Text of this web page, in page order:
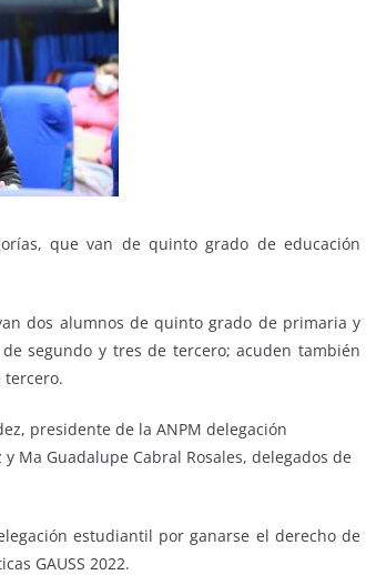
que van de quinto grado de educación
dos alumnos de quinto grado de primaria y
segundo y tres de tercero; acuden también
tercero.
presidente de la ANPM delegación
Ma Guadalupe Cabral Rosales, delegados de
estudiantil por ganarse el derecho de
GAUSS 2022.